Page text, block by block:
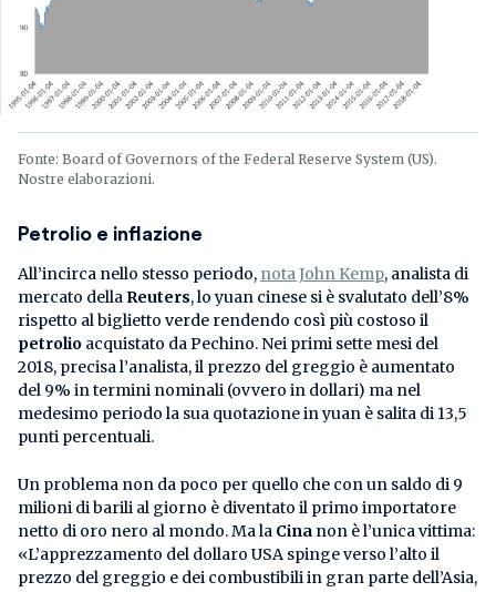
Fonte: Board of Governors of the Federal Reserve System (US).
Nostre elaborazioni.
Petrolio e inflazione
All’incirca nello stesso periodo, nota John Kemp, analista di
mercato della Reuters, lo yuan cinese si è svalutato dell’8%
rispetto al biglietto verde rendendo così più costoso il
petrolio acquistato da Pechino. Nei primi sette mesi del
2018, precisa l’analista, il prezzo del greggio è aumentato
del 9% in termini nominali (ovvero in dollari) ma nel
medesimo periodo la sua quotazione in yuan è salita di 13,5
punti percentuali.
Un problema non da poco per quello che con un saldo di 9
milioni di barili al giorno è diventato il primo importatore
netto di oro nero al mondo. Ma la Cina non è l’unica vittima:
«L’apprezzamento del dollaro USA spinge verso l’alto il
prezzo del greggio e dei combustibili in gran parte dell’Asia,